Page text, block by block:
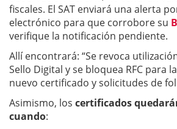
fiscales. El SAT enviará una alerta
electrónico para que corrobore su
verifique la notificación pendiente.
Allí encontrará: “Se revoca
Sello Digital y se bloquea RFC para
nuevo certificado y solicitudes de
Asimismo, los certificados
cuando: